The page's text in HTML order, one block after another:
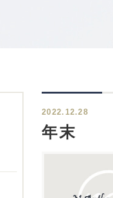
2022.12.28
年末